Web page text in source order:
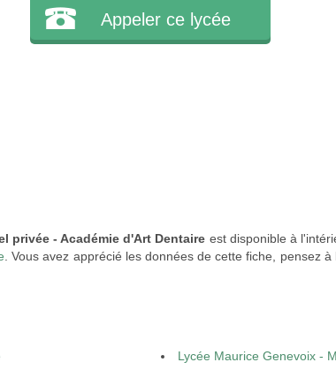
Appeler ce lycée
privée - Académie d'Art Dentaire est disponible à
. Vous avez apprécié les données de cette fiche, pensez
Lycée Maurice Genevoix -